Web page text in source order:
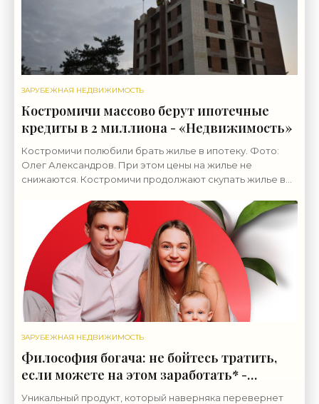
ЗАРУБЕЖНАЯ НЕДВИЖИМОСТЬ
Костромичи массово берут ипотечные
кредиты в 2 миллиона - «Недвижимость»
Костромичи полюбили брать жилье в ипотеку. Фото:
Олег Александров. При этом цены на жилье не
снижаются. Костромичи продолжают скупать жилье в
ЗАРУБЕЖНАЯ НЕДВИЖИМОСТЬ
Философия богача: не бойтесь тратить,
если можете на этом заработать* -
«Свежие новости строительства»
Уникальный продукт, который наверняка перевернет